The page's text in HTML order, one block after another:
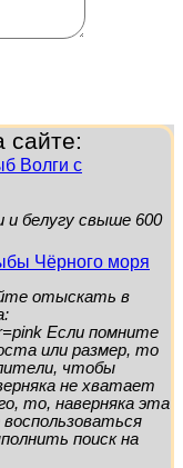
сайте:
Волги с
и белугу свыше 600
Чёрного моря
отыскать в
Если помните
или размер, то
чтобы
не хватает
то, наверняка эта
поиск на